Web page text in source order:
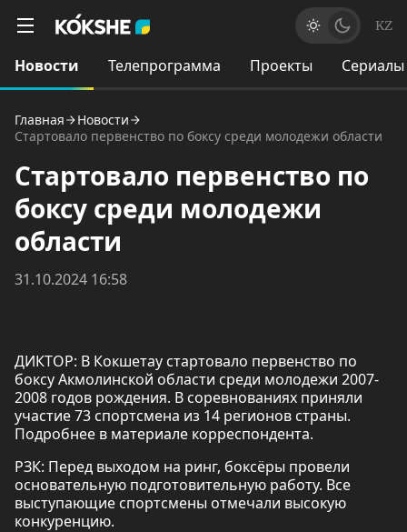
KZ
Новости Телепрограмма Проекты Сериалы
Главная
Новости
Стартовало первенство по боксу среди молодежи области
Стартовало первенство по
боксу среди молодежи
области
31.10.2024 16:58
ДИКТОР: В Кокшетау стартовало первенство по
боксу Акмолинской области среди молодежи 2007-
2008 годов рождения. В соревнованиях приняли
участие 73 спортсмена из 14 регионов страны.
Подробнее в материале корреспондента.
РЗК: Перед выходом на ринг, боксёры провели
основательную подготовительную работу. Все
выступающие спортсмены отмечали высокую
конкуренцию.